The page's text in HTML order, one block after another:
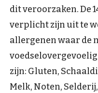
dit veroorzaken. De
verplicht zijn uit te
allergenen waar de
zijn: Gluten,
Melk, Noten,